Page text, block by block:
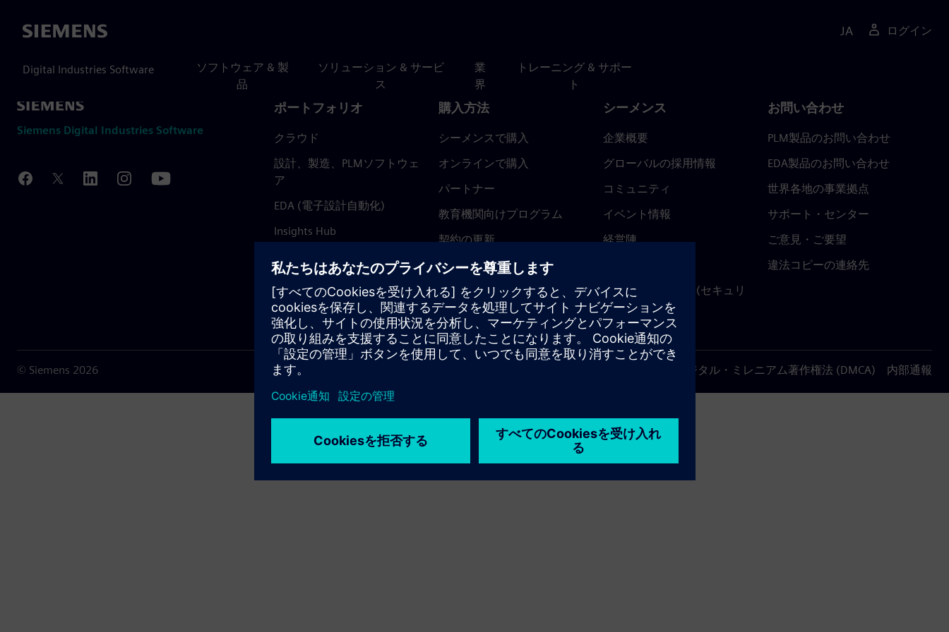
Siemens
Digital Industries Software
ソフトウェア & 製
品
ソリューション & サービ
ス
業
界
トレーニング & サポー
ト
JA ログイン
Siemens Digital Industries Software
ポートフォリオ
クラウド
設計、製造、PLMソフトウェ
ア
EDA (電子設計自動化)
Insights Hub
購入方法
シーメンスで購入
オンラインで購入
パートナー
教育機関向けプログラム
契約の更新
返金ポリシー
シーメンス
企業概要
グローバルの採用情報
コミュニティ
イベント情報
経営陣
トラストセンター (セキュリ
ティ関連情報)
お問い合わせ
PLM製品のお問い合わせ
EDA製品のお問い合わせ
世界各地の事業拠点
サポート・センター
ご意見・ご要望
違法コピーの連絡先
© Siemens 2026 デジタル・ミレニアム著作権法 (DMCA) 内部通報